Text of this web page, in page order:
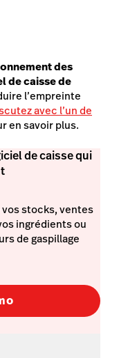
des
de caisse de
l’empreinte
avec l’un de
en savoir plus.
de caisse qui
vos stocks, ventes
ingrédients ou
de gaspillage